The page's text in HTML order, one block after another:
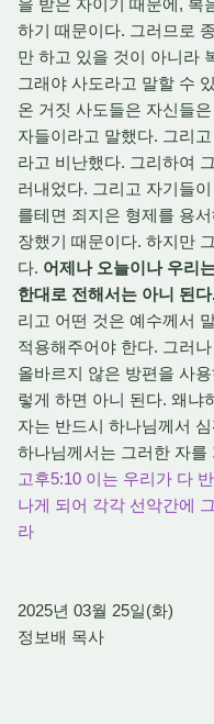
을 받은 자이기 때문에, 복
하기 때문이다. 그러므로
만 하고 있을 것이 아니라
그래야 사도라고 말할 수
온 거짓 사도들은 자신들
자들이라고 말했다. 그리
라고 비난했다. 그리하여
러내었다. 그리고 자기들
를테면 죄지은 형제를 용
장했기 때문이다. 하지만
다. 어제나 오늘이나 우리
한대로 전해서는 아니 된
리고 어떤 것은 예수께서
적용해주어야 한다. 그러
올바르지 않은 방편을 사
렇게 하면 아니 된다. 왜냐
자는 반드시 하나님께서
하나님께서는 그러한 자
고후5:10 이는 우리가 다
나게 되어 각각 선악간에
라
2025년 03월 25일(화)
정보배 목사